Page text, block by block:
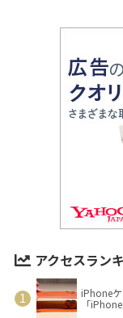
アクセスラン
iPhone
「